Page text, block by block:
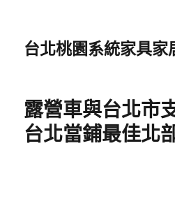
台北桃園系統家具家
露營車與台北市
台北當鋪最佳北